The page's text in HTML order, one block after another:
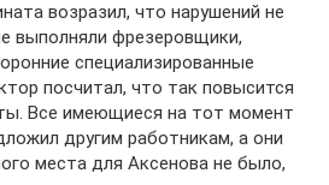
возразил, что нарушений не
выполняли фрезеровщики,
специализированные
посчитал, что так повысится
Все имеющиеся на тот момент
другим работникам, а они
места для Аксенова не было,